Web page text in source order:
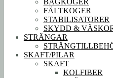
BÅGKOGER
FÄLTKOGER
STABILISATORER
SKYDD &
STRÄNGAR
SKAFT/PILAR
SKAFT
KOLFIBER